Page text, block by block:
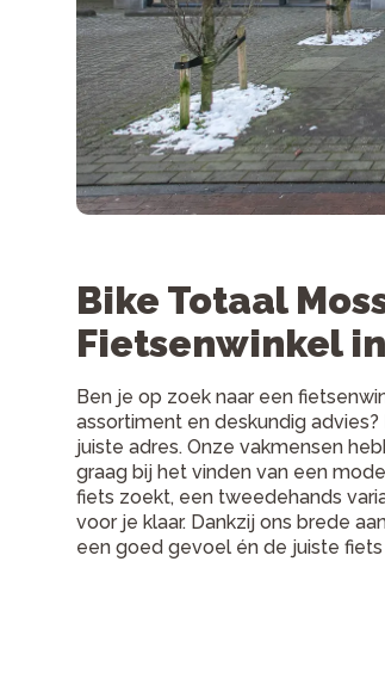
Bike Totaal
Fietsenwinkel
Ben je op zoek naar een
assortiment en deskundig
juiste adres. Onze vakmensen
graag bij het vinden van een
fiets zoekt, een tweedehands
voor je klaar. Dankzij ons brede
een goed gevoel én de juiste fiets